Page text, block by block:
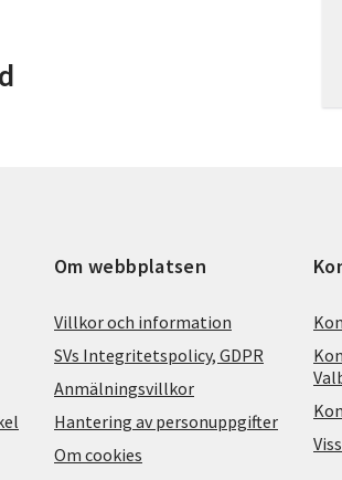
Om webbplatsen
Villkor och information
SVs Integritetspolicy, GDPR
Anmälningsvillkor
Hantering av personuppgifter
Om cookies